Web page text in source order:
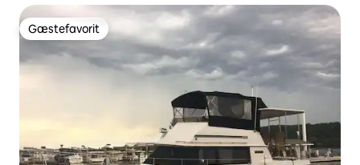
Gæstefavorit
Gæstefavorit